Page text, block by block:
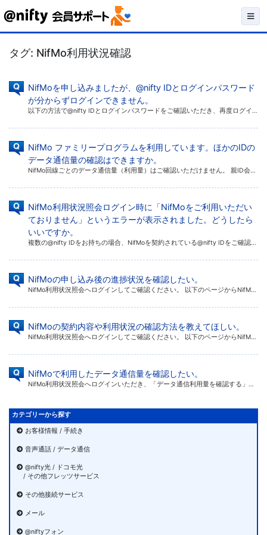
Skip
contentタグ: NifMo利用状況確認
NifMoを申し込みましたが、@nifty IDとログインパスワード
が分からずログインできません。
以下の方法で@nifty IDとログインパスワードをご確認いただき、再度ログインをお試しください。 ご利用開始前の場合 ご利用開始後の場合 ご利用開始前の場合 @nifty IDとログインパスワードは、お申し込み手続き完 […]
NifMo ファミリープログラムを利用しています。ほかのIDの
データ通信量の確認はできますか。
NifMo回線ごとのデータ通信量（利用量）はご確認いただけません。 親ID会員、子ID会員でシェアプランを契約している場合、データ通信容量の残量（総量）については、それぞれのマイ ニフティアプリやNifMo利用状況照会ペ […]
NifMo利用状況照会ログイン時に「NifMoをご利用いただい
ておりません」というエラーが表示されました。どうしたら
いいですか。
複数の@nifty IDをお持ちの場合、NifMoを契約されている@nifty IDをご確認の上、再度ログインをお試しください。 ログインを再度行うには、以下の手順をご確認ください。 1. 以下のページからお客様情報一覧 […]
NifMoの申し込み後の進捗状況を確認したい。
NifMo利用状況照会へログインしてご確認ください。 以下のページからNifMo利用状況照会へログインしてください。 NifMo利用状況照会 ※ ログインには@nifty IDとログインパスワード必要です。 @nifty […]
NifMoの契約内容や利用状況の確認方法を教えてほしい。
NifMo利用状況照会へログインしてご確認ください。 以下のページからNifMo利用状況照会へログインしてください。 NifMo利用状況照会 ※ ログインには@nifty IDとログインパスワード必要です。 @nifty […]
NifMoで利用したデータ通信量を確認したい。
NifMo利用状況照会へログインいただき、「データ通信利用量を確認する」を選択してください。 データ通信利用量は当日ご利用分を含めご確認いただけます。 以下のページからNifMo利用状況照会へログインしてください。 Ni […]
カテゴリーから探す
お客様情報 / 手続き
音声通話 / データ通信
@nifty光 / ドコモ光
/ その他フレッツサービス
その他接続サービス
メール
@niftyフォン